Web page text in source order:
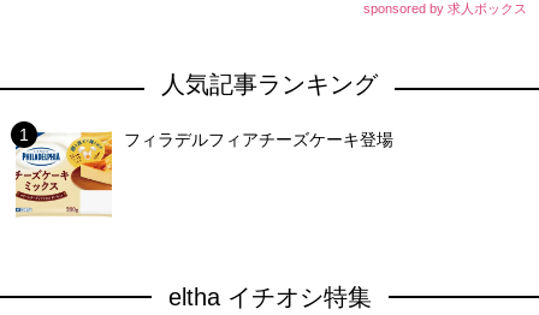
sponsored by 求人ボックス
人気記事ランキング
フィラデルフィアチーズケーキ登場
eltha イチオシ特集